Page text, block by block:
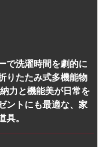
で洗濯時間を劇的に
りたたみ式多機能物
力と機能美が日常を
ントにも最適な、家
。